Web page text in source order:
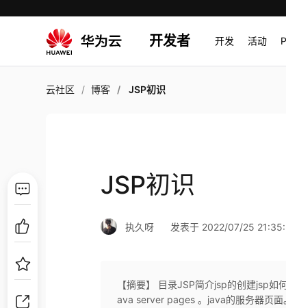
开发者 开发 活动
云社区 博客 JSP初识
JSP初识
执久呀 发表于 2022/07/25
【摘要】 ​目录JSP简介jsp的创建jsp
ava server pages 。java的服务器页